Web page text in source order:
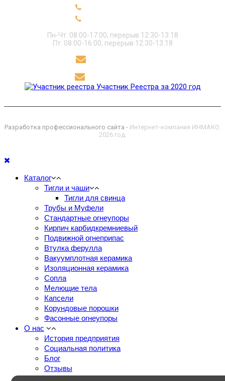
Пн-Чт: 08:00-17:00, перерыв 12:30-13:18
Пт: 08:00-16:00, перерыв 12:30-13:18
Участник Реестра за 2020 год
Разработка профессионального сайта - Интернет-компания ИНМАКО.
2026 год.
Каталог
Тигли и чаши
Тигли для свинца
Трубы и Муфели
Стандартные огнеупоры
Кирпич карбидкремниевый
Подвижной огнеприпас
Втулка ферулла
Вакуумплотная керамика
Изоляционная керамика
Сопла
Мелющие тела
Капсели
Корундовые порошки
Фасонные огнеупоры
О нас
История предприятия
Социальная политика
Блог
Отзывы
Документация